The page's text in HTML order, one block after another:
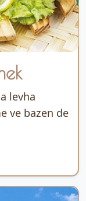
levha
ve bazen de